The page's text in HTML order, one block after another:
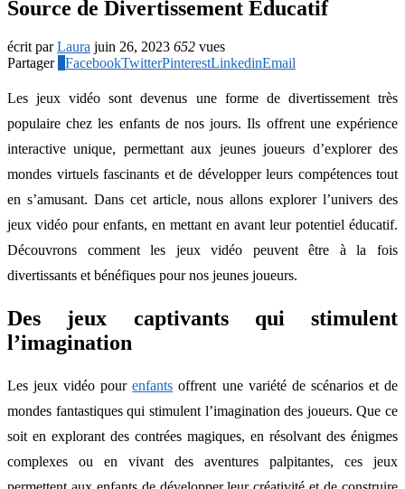
Source de Divertissement Éducatif
écrit parLaura juin 26, 2023 652 vues
Partager
FacebookTwitterPinterestLinkedinEmail
Les jeux vidéo sont devenus une forme de divertissement très
populaire chez les enfants de nos jours. Ils offrent une expérience
interactive unique, permettant aux jeunes joueurs d’explorer des
mondes virtuels fascinants et de développer leurs compétences tout
en s’amusant. Dans cet article, nous allons explorer l’univers des
jeux vidéo pour enfants, en mettant en avant leur potentiel éducatif.
Découvrons comment les jeux vidéo peuvent être à la fois
divertissants et bénéfiques pour nos jeunes joueurs.
Des jeux captivants qui stimulent
l’imagination
Les jeux vidéo pourenfants offrent une variété de scénarios et de
mondes fantastiques qui stimulent l’imagination des joueurs. Que ce
soit en explorant des contrées magiques, en résolvant des énigmes
complexes ou en vivant des aventures palpitantes, ces jeux